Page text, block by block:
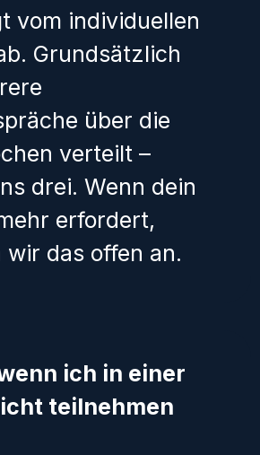
vom individuellen
Grundsätzlich
über die
verteilt –
drei. Wenn dein
erfordert,
wir das offen an.
ich in einer
teilnehmen